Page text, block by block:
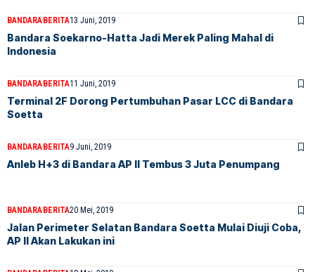
BANDARABERITA13 Juni, 2019
Bandara Soekarno-Hatta Jadi Merek Paling Mahal di
Indonesia
BANDARABERITA11 Juni, 2019
Terminal 2F Dorong Pertumbuhan Pasar LCC di Bandara
Soetta
BANDARABERITA9 Juni, 2019
Anleb H+3 di Bandara AP II Tembus 3 Juta Penumpang
BANDARABERITA20 Mei, 2019
Jalan Perimeter Selatan Bandara Soetta Mulai Diuji Coba,
AP II Akan Lakukan ini